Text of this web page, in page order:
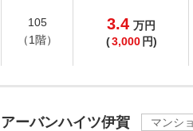
105
（1階）
3.4 万円
(3,000 円)
アーバンハイツ伊賀
マンシ